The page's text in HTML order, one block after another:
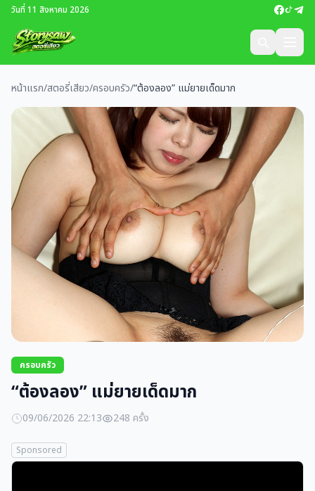
วันที่ 11 สิงหาคม 2026
หน้าแรก/สตอรี่เสียว/ครอบครัว/“ต้องลอง” แม่ยายเด็ดมาก
ครอบครัว
“ต้องลอง” แม่ยายเด็ดมาก
09/06/2026 22:13 248 ครั้ง
Sponsored